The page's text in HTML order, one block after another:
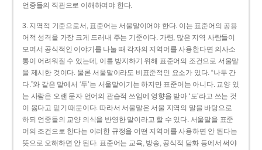
언중들의 직관으로 이해하여야 한다.
3. 지역적 기준으로서, 표준어는 서울말이어야 한다. 이는 표준어의 공용
어적 성격을 가장 크게 드러내 주는 기준이다. 가령, 많은 지역 사람들이
모여서 공식적인 이야기를 나눌 때 각자의 지역어를 사용한다면 의사소
통이 어려워질 수 있는데, 이를 방지하기 위해 표준어의 조건으로 서울말
을 제시한 것이다. 물론 서울말이라도 비표준적인 요소가 있다. “나두 간
다.”와 같은 말에서 ‘두’는 서울말이기는 하지만 표준어는 아니다. 교양 있
는 사람은 오랜 문자 언어의 관습적 쓰임에 영향을 받아 ‘도’라고 쓰는 것
이 옳다고 믿기 때문이다. 따라서 서울말은 서울 지역의 말을 바탕으로
하되 언중들의 교양 의식을 반영한 말이라고 할 수 있다. 서울말을 표준
어의 조건으로 한다는 이러한 규정을 어떤 지역어를 사용하면 안 된다는
뜻으로 오해하면 안 된다. 표준어는 교육, 방송, 공식적 담화 등에서 써야